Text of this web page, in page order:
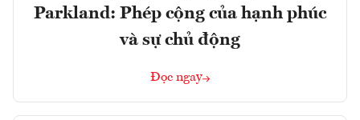
Parkland: Phép cộng của hạnh phúc
và sự chủ động
Đọc ngay